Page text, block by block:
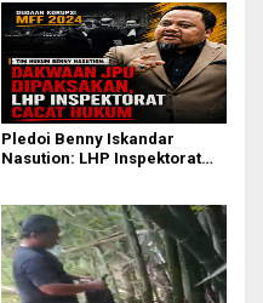
Pledoi Benny Iskandar
Nasution: LHP Inspektorat